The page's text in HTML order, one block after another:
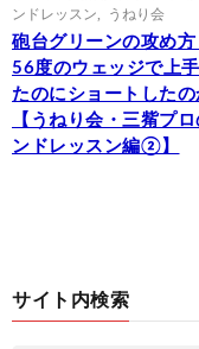
ンドレッスン
うねり会
砲台グリーンの攻め
56度のウェッジで上
たのにショートしたの
【うねり会・三觜プ
ンドレッスン編②】
サイト内検索